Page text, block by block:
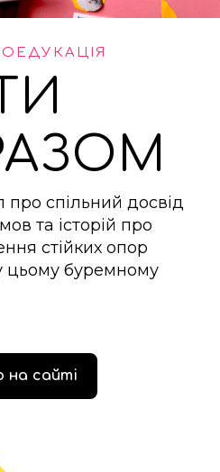
спільний досвід
та історій про
стійких опор
цьому буремному
на сайті